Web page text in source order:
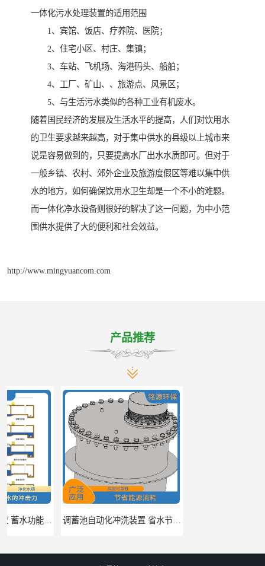
一体化污水处理装置的适用范围
1、宾馆、饭店、疗养院、医院；
2、住宅小区、村庄、集镇；
3、车站、飞机场、海港码头、船舶；
4、工厂、矿山、、旅游点、风景区；
5、与生活污水类似的各种工业有机废水。
随着国民经济的发展及生活水平的提高，人们对饮用水
的卫生要求越来越高，对于集中供水的县级以上城市来
说是容易做到的，只要提高水厂出水水质即可。但对于
一般乡镇、农村、郊外企业及旅游度假区等难以集中供
水的地方，如何确保饮用水卫生却是一个不小的难题。
而一体化净水设备则很好的解决了这一问题，为中小范
围供水提供了大的便利和社会效益。
http://www.mingyuancom.com
产品推荐
调蓄池自动化冲洗装置 省水节能 提高工作效率